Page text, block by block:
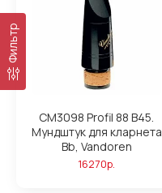
Фильтр
CM3098 Profil 88 B45.
Мундштук для кларнета
Bb, Vandoren
16270р.